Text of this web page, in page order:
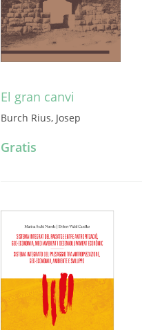
El gran canvi
Burch Rius, Josep
Gratis